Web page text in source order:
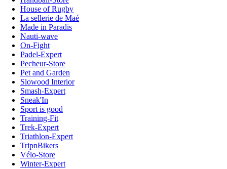
House of Rugby
La sellerie de Maé
Made in Paradis
Nauti-wave
On-Fight
Padel-Expert
Pecheur-Store
Pet and Garden
Slowood Interior
Smash-Expert
Sneak'In
Sport is good
Training-Fit
Trek-Expert
Triathlon-Expert
TripnBikers
Vélo-Store
Winter-Expert